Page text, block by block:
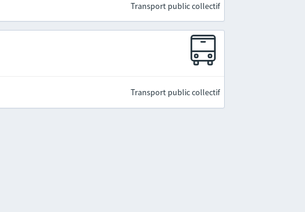
Transport public collectif
Transport public collectif